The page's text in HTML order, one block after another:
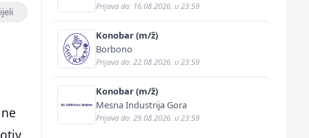
Prijava do: 16.08.2026. u 23:59
Konobar (m/ž)
Borbono
Prijava do: 22.08.2026. u 23:59
Konobar (m/ž)
Mesna Industrija Gora
Prijava do: 29.08.2026. u 23:59